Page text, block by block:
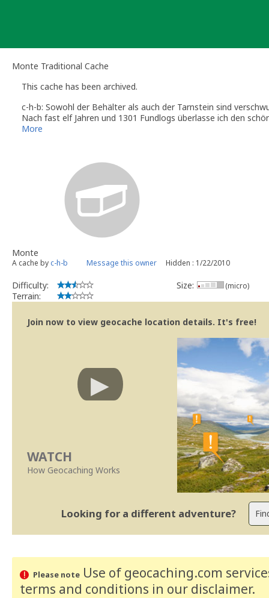
Monte Traditional Cache
This cache has been archived.
c-h-b: Sowohl der Behälter als auch der Tarnstein sind
Nach fast elf Jahren und 1301 Fundlogs überlasse ich den
Besuche und die schönen Logs!
More
Monte
A cache by c-h-b Message this owner Hidden : 1/22/2010
Difficulty:
Terrain:
Size: (micro)
Join now to view geocache location details. It's free!
WATCH
How Geocaching Works
Looking for a different adventure?
Please noteUse of geocaching.com
terms and conditions in our disclaimer.